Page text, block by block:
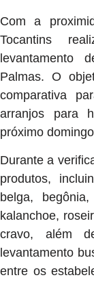
Com a
Tocantins
levantamento
Palmas. O
comparativa
arranjos para
próximo
Durante a
produtos,
belga,
kalanchoe,
cravo, além
levantamento
entre os